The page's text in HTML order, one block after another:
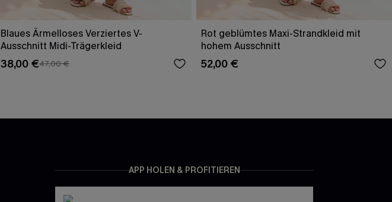
Blaues Ärmelloses Verziertes V-
Ausschnitt Midi-Trägerkleid
38,00 €47,00 €
Rot geblümtes Maxi-Strandkleid mit
hohem Ausschnitt
52,00 €
APP HOLEN & PROFITIEREN